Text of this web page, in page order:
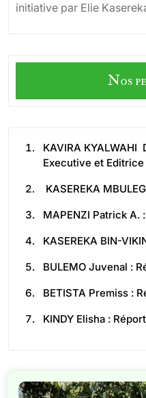
initiative par Elie
Nos
KAVIRA
Executive et Editrice
KASEREKA
MAPENZI Patrick A.
KASEREKA BIN-
BULEMO Juvenal :
BETISTA Premiss :
KINDY Elisha :